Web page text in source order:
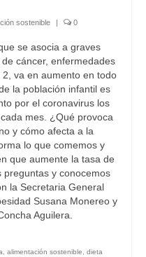
sostenible 0
se asocia a graves
cáncer, enfermedades
va en aumento en todo
la población infantil es
por el coronavirus los
mes. ¿Qué provoca
y cómo afecta a la
lo que comemos y
que aumente la tasa de
preguntas y conocemos
la Secretaria General
Susana Monereo y
Aguilera.
, alimentación sostenible, dieta